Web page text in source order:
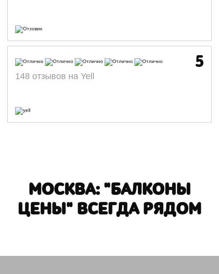
5
148 отзывов на Yell
МОСКВА: "БАЛКОНЫ
ЦЕНЫ" ВСЕГДА РЯДОМ